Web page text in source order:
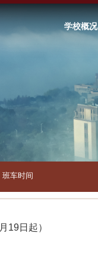
学校概况
班车时间
19日起）